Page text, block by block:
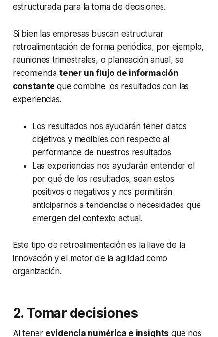
estructurada para la toma de decisiones.
Si bien las empresas buscan estructurar
retroalimentación de forma periódica, por ejemplo,
reuniones trimestrales, o planeación anual, se
recomienda tener un flujo de información
constanteque combine los resultados con las
experiencias.
Los resultados nos ayudarán tener datos
objetivos y medibles con respecto al
performance de nuestros resultados
Las experiencias nos ayudarán entender el
por qué de los resultados, sean estos
positivos o negativos y nos permitirán
anticiparnos a tendencias o necesidades que
emergen del contexto actual.
Este tipo de retroalimentación es la llave de la
innovación y el motor de la agilidad como
organización.
2. Tomar decisiones
Al tener evidencia numérica e insights que nos